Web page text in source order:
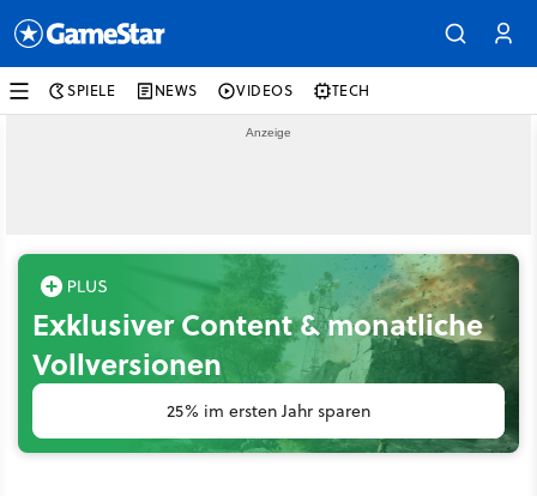
SPIELE NEWS VIDEOS TECH
Exklusiver Content & monatliche
Vollversionen
25% im ersten Jahr sparen